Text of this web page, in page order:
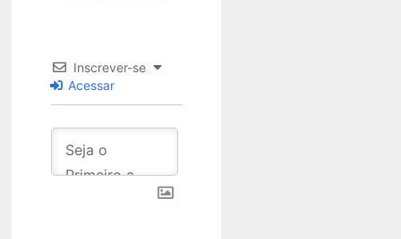
Inscrever-se
Acessar